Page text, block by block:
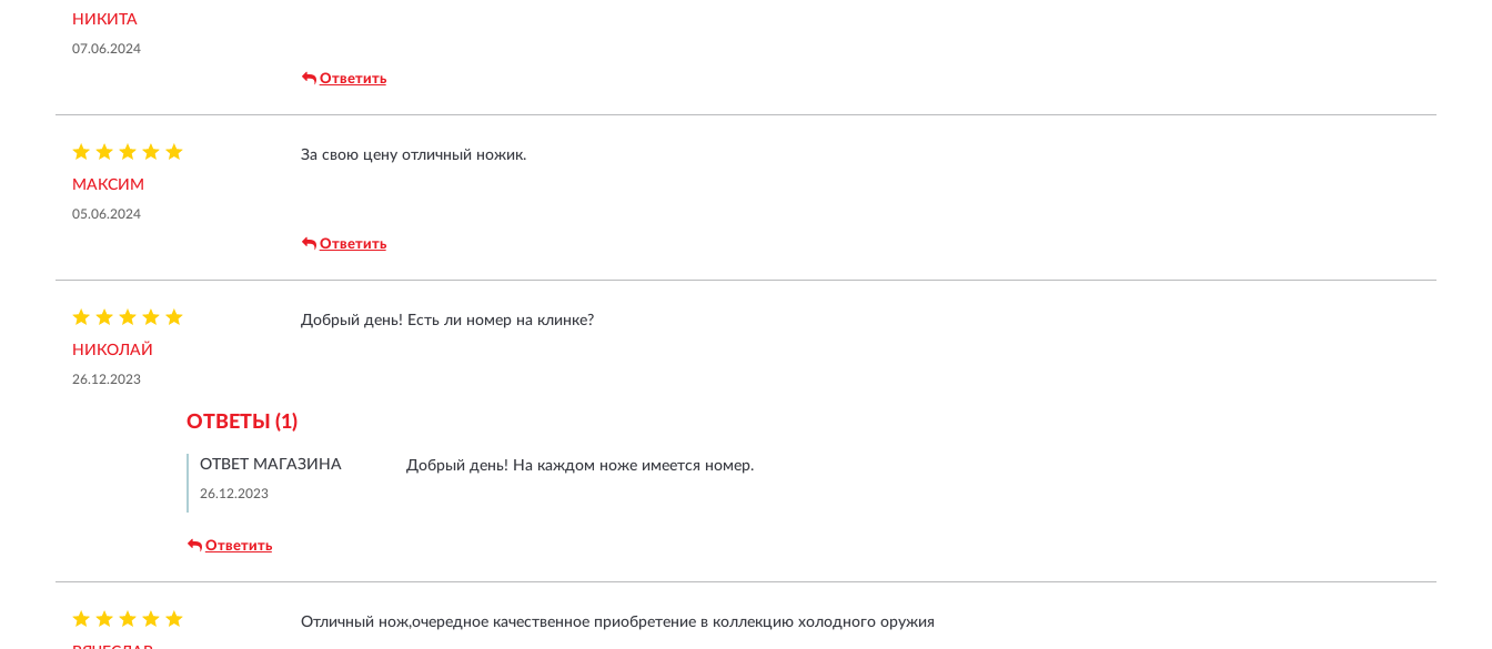
НИКИТА
07.06.2024
Ответить
МАКСИМ
05.06.2024
За свою цену отличный ножик.
Ответить
НИКОЛАЙ
26.12.2023
Добрый день! Есть ли номер на клинке?
ОТВЕТЫ (1)
ОТВЕТ МАГАЗИНА
26.12.2023
Добрый день! На каждом ноже имеется номер.
Ответить
Отличный нож,очередное качественное приобретение в коллекцию холодного оружия